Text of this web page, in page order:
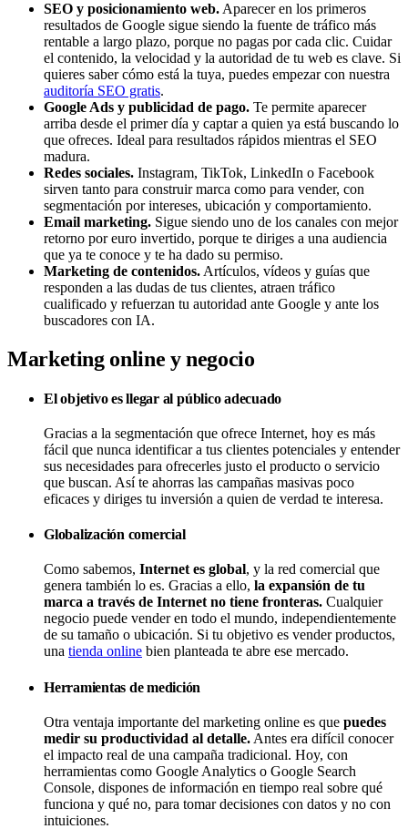
SEO y posicionamiento web.Aparecer en los primeros
resultados de Google sigue siendo la fuente de tráfico más
rentable a largo plazo, porque no pagas por cada clic. Cuidar
el contenido, la velocidad y la autoridad de tu web es clave. Si
quieres saber cómo está la tuya, puedes empezar con nuestra
auditoría SEO gratis.
Google Ads y publicidad de pago. Te permite aparecer
arriba desde el primer día y captar a quien ya está buscando lo
que ofreces. Ideal para resultados rápidos mientras el SEO
madura.
Redes sociales. Instagram, TikTok, LinkedIn o Facebook
sirven tanto para construir marca como para vender, con
segmentación por intereses, ubicación y comportamiento.
Email marketing. Sigue siendo uno de los canales con mejor
retorno por euro invertido, porque te diriges a una audiencia
que ya te conoce y te ha dado su permiso.
Marketing de contenidos.Artículos, vídeos y guías que
responden a las dudas de tus clientes, atraen tráfico
cualificado y refuerzan tu autoridad ante Google y ante los
buscadores con IA.
Marketing online y negocio
El objetivo es llegar al público adecuado
Gracias a la segmentación que ofrece Internet, hoy es más
fácil que nunca identificar a tus clientes potenciales y entender
sus necesidades para ofrecerles justo el producto o servicio
que buscan. Así te ahorras las campañas masivas poco
eficaces y diriges tu inversión a quien de verdad te interesa.
Globalización comercial
Como sabemos, Internet es global, y la red comercial que
genera también lo es. Gracias a ello, la expansión de tu
marca a través de Internet no tiene fronteras. Cualquier
negocio puede vender en todo el mundo, independientemente
de su tamaño o ubicación. Si tu objetivo es vender productos,
una tienda online bien planteada te abre ese mercado.
Herramientas de medición
Otra ventaja importante del marketing online es que puedes
medir su productividad al detalle. Antes era difícil conocer
el impacto real de una campaña tradicional. Hoy, con
herramientas como Google Analytics o Google Search
Console, dispones de información en tiempo real sobre qué
funciona y qué no, para tomar decisiones con datos y no con
intuiciones.